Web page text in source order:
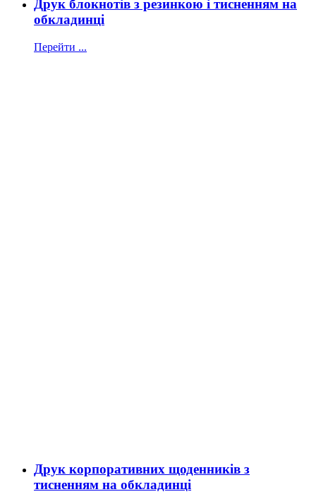
Друк блокнотів з резинкою і тисненням на
обкладинці
Перейти ...
Друк корпоративних щоденників з
тисненням на обкладинці